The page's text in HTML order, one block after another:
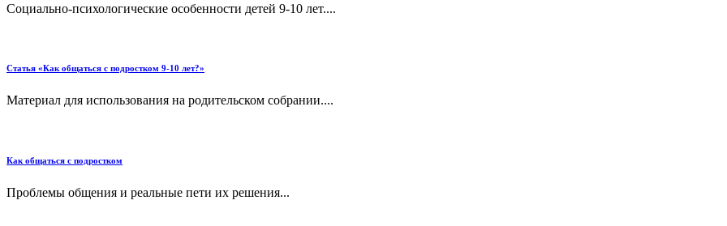
Социально-психологические особенности детей 9-10 лет....
Статья «Как общаться с подростком 9-10 лет?»
Материал для использования на родительском собрании....
Как общаться с подростком
Проблемы общения и реальные пети их решения...